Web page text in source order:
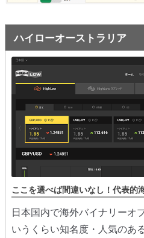
トレンド順張りで勝つ方法
逆張りと相場変動のしくみ
負けそうなときは損切り
攻略法まとめ
ローソク足チャート
トレンド順張り
ハイローオーストラリア
ここを選べば間違いなし！代表的
日本国内で海外バイナリーオ
いうくらい知名度・人気のあ